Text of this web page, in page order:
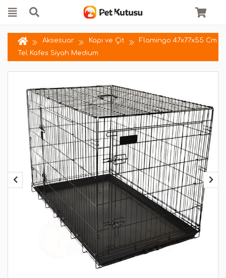
Aksesuar Kapı ve Çit
Flamingo 47x77x55 Cm
Tel Kafes Siyah Medium